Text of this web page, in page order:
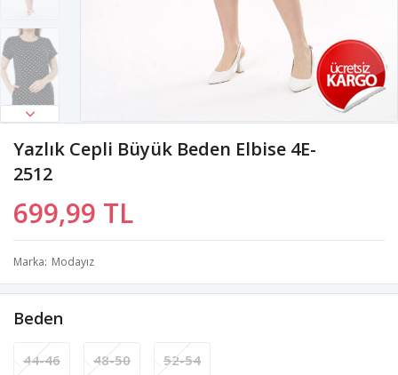
Yazlık Cepli Büyük Beden Elbise 4E-
2512
699,99 TL
Marka Modayız
Beden
44-46 48-50 52-54